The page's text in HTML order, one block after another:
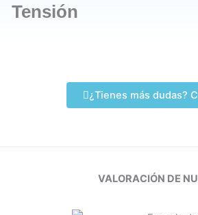
Tensión
¿Tienes más dudas?
VALORACIÓN DE